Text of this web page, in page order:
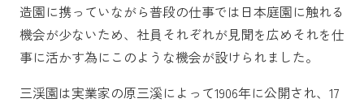
造園に携っていながら普段の仕事では日本庭園に触れる
機会が少ないため、社員それぞれが見聞を広めそれを仕
事に活かす為にこのような機会が設けられました。
三渓園は実業家の原三溪によって1906年に公開され、17